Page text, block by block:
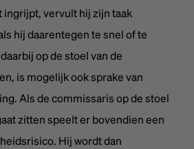
ingrijpt, vervult hij zijn taak
hij daarentegen te snel of te
op de stoel van de
is mogelijk ook sprake van
Als de commissaris op de stoel
zitten speelt er bovendien een
Hij wordt dan